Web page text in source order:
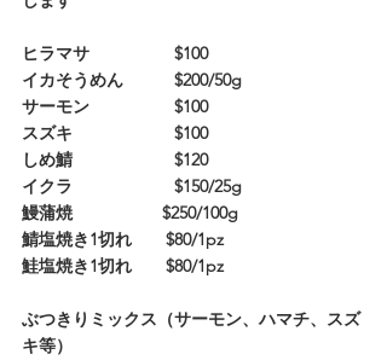
ヒラマサ　　　　　$100
イカそうめん　　　$200/50g
サーモン　　　　　$100
スズキ　　　　　　$100
しめ鯖　　　　　　$120
イクラ　　　　　　$150/25g
鰻蒲焼　　　　　 $250/100g
鯖塩焼き1切れ　　$80/1pz
鮭塩焼き1切れ　　$80/1pz
ぶつきりミックス（サーモン、ハマチ、スズ
キ等）